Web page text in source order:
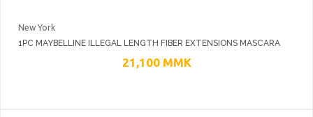
New York
1PC MAYBELLINE ILLEGAL LENGTH FIBER EXTENSIONS MASCARA
21,100 MMK